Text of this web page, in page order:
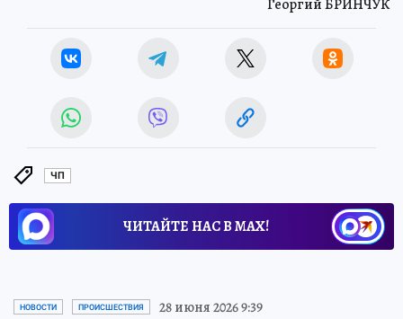
Георгий БРИНЧУК
ЧП
ЧИТАЙТЕ НАС В МАХ!
НОВОСТИ ПРОИСШЕСТВИЯ 28 июня 2026 9:39